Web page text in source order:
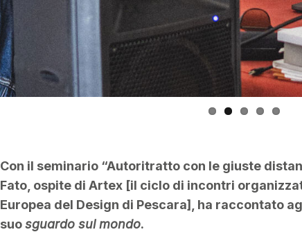
Con il seminario “Autoritratto con le giuste
Fato, ospite di Artex [il ciclo di incontri
Europea del Design di Pescara], ha raccontato
suosguardo sul mondo.